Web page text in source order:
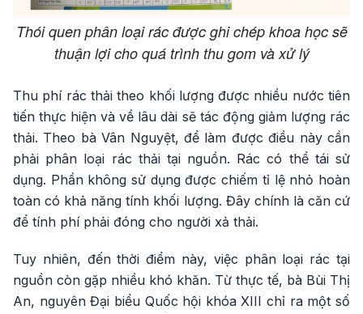
Thói quen phân loại rác được ghi chép khoa học sẽ
thuận lợi cho quá trình thu gom và xử lý
Thu phí rác thải theo khối lượng được nhiều nước tiên
tiến thực hiện và về lâu dài sẽ tác động giảm lượng rác
thải. Theo bà Vân Nguyệt, để làm được điều này cần
phải phân loại rác thải tại nguồn. Rác có thể tái sử
dụng. Phần không sử dụng được chiếm tỉ lệ nhỏ hoàn
toàn có khả năng tính khối lượng. Đây chính là căn cứ
để tính phí phải đóng cho người xả thải.
Tuy nhiên, đến thời điểm này, việc phân loại rác tại
nguồn còn gặp nhiều khó khăn. Từ thực tế, bà Bùi Thị
An, nguyên Đại biểu Quốc hội khóa XIII chỉ ra một số